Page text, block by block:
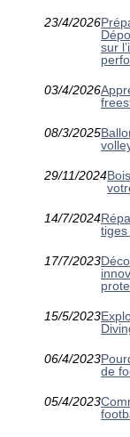
23/4/2026
sur
03/4/2026
08/3/2025
29/11/2024
14/7/2024
17/7/2023
15/5/2023
06/4/2023
de
05/4/2023